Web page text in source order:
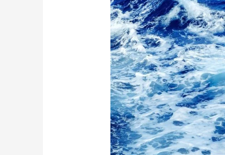
sve
kriju
okeani